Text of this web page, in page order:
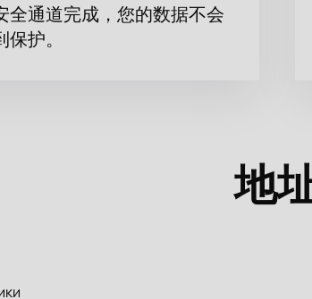
全通道完成，您的数据不会
护。
地